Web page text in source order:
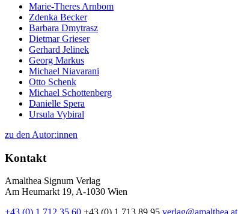
Marie-Theres Arnbom
Zdenka Becker
Barbara Dmytrasz
Dietmar Grieser
Gerhard Jelinek
Georg Markus
Michael Niavarani
Otto Schenk
Michael Schottenberg
Danielle Spera
Ursula Vybiral
zu den Autor:innen
Kontakt
Amalthea Signum Verlag
Am Heumarkt 19, A-1030 Wien